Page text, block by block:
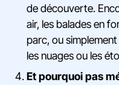
de découverte.
air, les balades en
parc, ou
les nuages ou les
Et pourquoi pas